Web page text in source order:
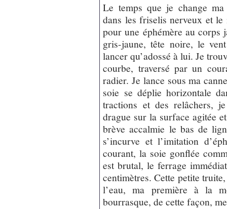
Le temps que je change ma
dans les friselis nerveux et
pour une éphémère au corps
gris-jaune, tête noire, le
lancer qu’adossé à lui. Je
courbe, traversé par un
radier. Je lance sous ma
soie se déplie horizontale
tractions et des relâchers,
drague sur la surface agitée
brève accalmie le bas de
s’incurve et l’imitation
courant, la soie gonflée
est brutal, le ferrage
centimètres. Cette petite
l’eau, ma première à la
bourrasque, de cette façon,